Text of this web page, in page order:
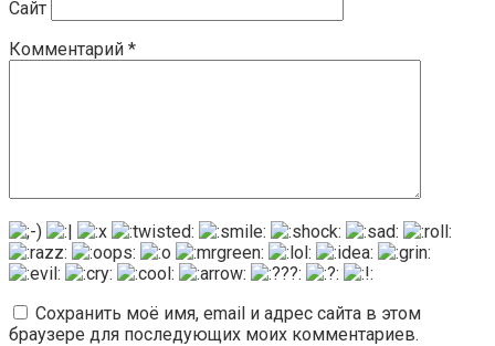
Сайт
Комментарий *
Сохранить моё имя, email и адрес сайта в этом
браузере для последующих моих комментариев.